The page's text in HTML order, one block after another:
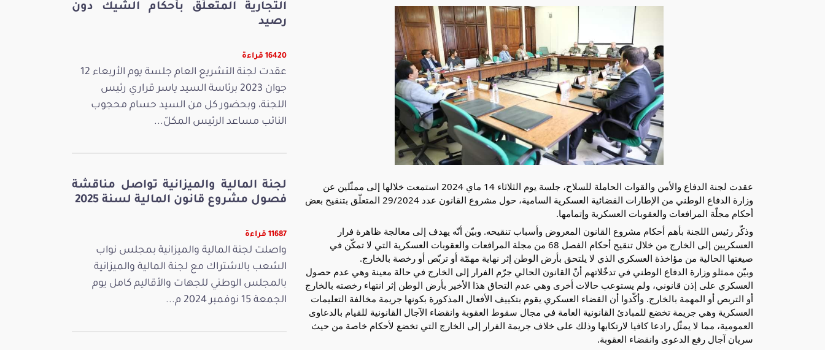
عقدت لجنة الدفاع والأمن والقوات الحاملة للسلاح، جلسة يوم الثلاثاء 14 ماي 2024 استمعت خلالها إلى ممثّلين عن
وزارة الدفاع الوطني من الإطارات القضائية العسكرية السامية، حول مشروع القانون عدد 29/2024 المتعلّق بتنقيح بعض
أحكام مجلّة المرافعات والعقوبات العسكرية وإتمامها.
وذكّر رئيس اللجنة بأهم أحكام مشروع القانون المعروض وأسباب تنقيحه. وبيّن أنّه يهدف إلى معالجة ظاهرة فرار
العسكريين إلى الخارج من خلال تنقيح أحكام الفصل 68 من مجلة المرافعات والعقوبات العسكرية التي لا تمكّن في
صيغتها الحالية من مؤاخذة العسكري الذي لا يلتحق بأرض الوطن إثر نهاية مهمّة أو تربّص أو رخصة بالخارج.
وبيّن ممثلو وزارة الدفاع الوطني في تدخّلاتهم أنّ القانون الحالي جرّم الفرار إلى الخارج في حالة معينة وهي عدم حصول
العسكري على إذن قانوني، ولم يستوعب حالات أخرى وهي عدم التحاق هذا الأخير بأرض الوطن إثر انتهاء رخصته بالخارج
أو التربص أو المهمة بالخارج. وأكّدوا أن القضاء العسكري يقوم بتكييف الأفعال المذكورة بكونها جريمة مخالفة التعليمات
العسكرية وهي جريمة تخضع للمبادئ القانونية العامة في مجال سقوط العقوبة وانقضاء الآجال القانونية للقيام بالدعاوى
العمومية، مما لا يمثّل رادعا كافيا لارتكابها وذلك على خلاف جريمة الفرار إلى الخارج التي تخضع لأحكام خاصة من حيث
سريان آجال رفع الدعوى وانقضاء العقوبة.
التجارية المتعلّق بأحكام الشيك دون
رصيد
16420 قراءة
عقدت لجنة التشريع العام جلسة يوم الأربعاء 12
جوان 2023 برئاسة السيد ياسر قراري رئيس
اللجنة، وبحضور كل من السيد حسام محجوب
النائب مساعد الرئيس المكلّ...
لجنة المالية والميزانية تواصل مناقشة
فصول مشروع قانون المالية لسنة 2025
11687 قراءة
واصلت لجنة المالية والميزانية بمجلس نواب
الشعب بالاشتراك مع لجنة المالية والميزانية
بالمجلس الوطني للجهات والأقاليم كامل يوم
الجمعة 15 نوفمبر 2024 م...